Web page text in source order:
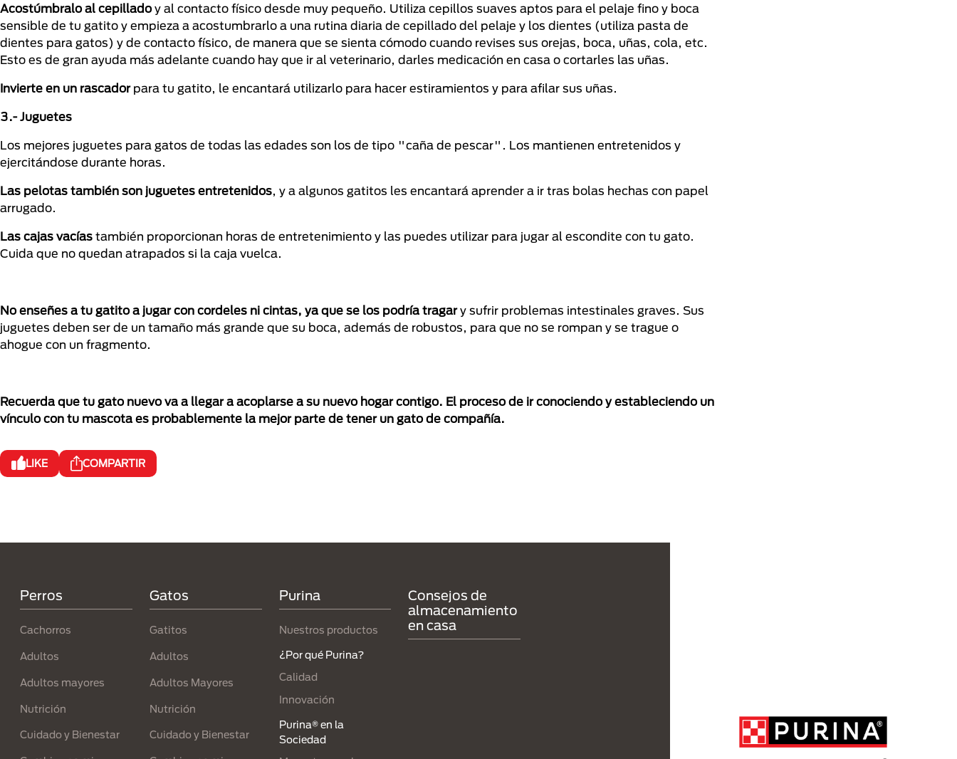
Acostúmbralo al cepilladoy al contacto físico desde muy pequeño. Utiliza cepillos suaves aptos para el pelaje fino y boca
sensible de tu gatito y empieza a acostumbrarlo a una rutina diaria de cepillado del pelaje y los dientes (utiliza pasta de
dientes para gatos) y de contacto físico, de manera que se sienta cómodo cuando revises sus orejas, boca, uñas, cola, etc.
Esto es de gran ayuda más adelante cuando hay que ir al veterinario, darles medicación en casa o cortarles las uñas.
Invierte en un rascadorpara tu gatito, le encantará utilizarlo para hacer estiramientos y para afilar sus uñas.
3.- Juguetes
Los mejores juguetes para gatos de todas las edades son los de tipo "caña de pescar". Los mantienen entretenidos y
ejercitándose durante horas.
Las pelotas también son juguetes entretenidos, y a algunos gatitos les encantará aprender a ir tras bolas hechas con papel
arrugado.
Las cajas vacías también proporcionan horas de entretenimiento y las puedes utilizar para jugar al escondite con tu gato.
Cuida que no quedan atrapados si la caja vuelca.
No enseñes a tu gatito a jugar con cordeles ni cintas, ya que se los podría tragary sufrir problemas intestinales graves. Sus
juguetes deben ser de un tamaño más grande que su boca, además de robustos, para que no se rompan y se trague o
ahogue con un fragmento.
Recuerda que tu gato nuevo va a llegar a acoplarse a su nuevo hogar contigo. El proceso de ir conociendo y estableciendo un
vínculo con tu mascota es probablemente la mejor parte de tener un gato de compañía.
LIKE COMPARTIR
Perros
Cachorros
Adultos
Adultos mayores
Nutrición
Cuidado y Bienestar
Gatos
Gatitos
Adultos
Adultos Mayores
Nutrición
Cuidado y Bienestar
Purina
Nuestros productos
¿Por qué Purina?
Calidad
Innovación
Purina® en la
Sociedad
Consejos de
almacenamiento
en casa